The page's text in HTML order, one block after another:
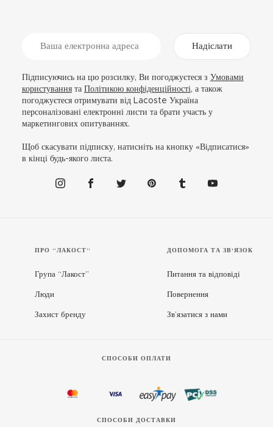
Надіслати
Підписуючись на цю розсилку, Ви погоджуєтеся з Умовами
користуваннята Політикою конфіденційності, а також
погоджуєтеся отримувати від Lacoste Україна
персоналізовані електронні листи та брати участь у
маркетингових опитуваннях.
Щоб скасувати підписку, натисніть на кнопку «Відписатися»
в кінці будь-якого листа.
ПРО “ЛАКОСТ”
Група “Лакост”
Люди
Захист бренду
ДОПОМОГА ТА ЗВ'ЯЗОК
Питання та відповіді
Повернення
Зв’язатися з нами
СПОСОБИ ОПЛАТИ
СПОСОБИ ДОСТАВКИ